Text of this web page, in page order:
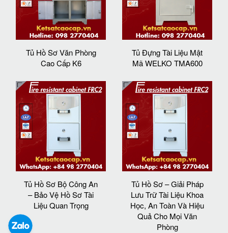
Tủ Hồ Sơ Văn Phòng
Cao Cấp K6
Tủ Đựng Tài Liệu Mật
Mã WELKO TMA600
Tủ Hồ Sơ Bộ Công An
– Bảo Vệ Hồ Sơ Tài
Liệu Quan Trọng
Tủ Hồ Sơ – Giải Pháp
Lưu Trữ Tài Liệu Khoa
Học, An Toàn Và Hiệu
Quả Cho Mọi Văn
Phòng